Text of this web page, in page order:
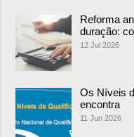
Reforma
duração:
12 Jul 2026
Os Níveis
encontra
11 Jun 2026